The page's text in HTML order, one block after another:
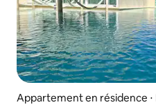
Appartement en résidence ⋅